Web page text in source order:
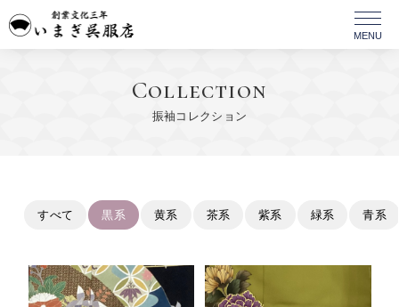
Collection
振袖コレクション
すべて 黒系 黄系 茶系 紫系 緑系 青系